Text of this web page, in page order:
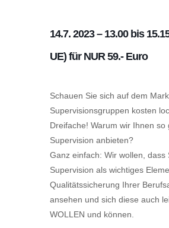
14.7. 2023 – 13.00 bis
UE) für NUR 59.- Euro
Schauen Sie sich auf dem
Supervisionsgruppen kosten
Dreifache! Warum wir Ihnen so
Supervision anbieten?
Ganz einfach: Wir wollen, dass
Supervision als wichtiges
Qualitätssicherung Ihrer
ansehen und sich diese auch
WOLLEN und können.